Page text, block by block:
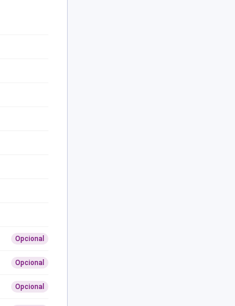
Opcional
Opcional
Opcional